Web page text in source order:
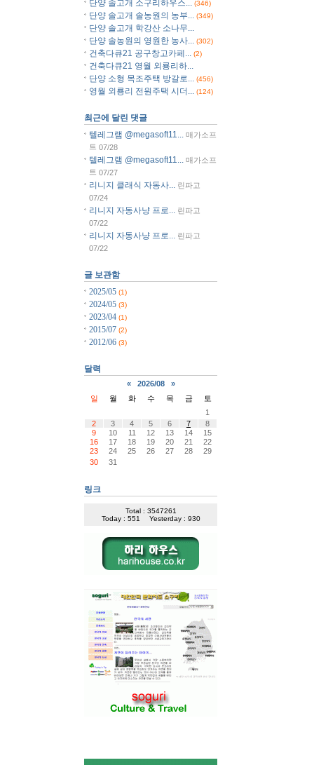
단양 솔고개 소구리하우스... (346)
단양 솔고개 솔농원의 농부... (349)
단양 솔고개 학강산 소나무...
단양 솔농원의 영원한 농사...
(302)
건축다큐21 공구창고카페... (2)
건축다큐21 영월 외룡리하...
단양 소형 목조주택 방갈로...
(456)
영월 외룡리 전원주택 시더... (124)
최근에 달린 댓글
텔레그램 @megasoft11...
매가소프
트 07/28
텔레그램 @megasoft11... 매가소프
트 07/27
리니지 클래식 자동사...
린파고
07/24
리니지 자동사냥 프로...
린파고
07/22
리니지 자동사냥 프로...
린파고
07/22
글 보관함
2025/05 (1)
2024/05 (3)
2023/04 (1)
2015/07 (2)
2012/06 (3)
달력
« 2026/08
»
일
월 화 수 목 금
토
1
2
3 4 5 6 7
8
9
10 11 12 13 14
15
16
17 18 19 20 21
22
23
24 25 26 27 28
29
30
31
링크
Total : 3547261
Today : 551
Yesterday : 930